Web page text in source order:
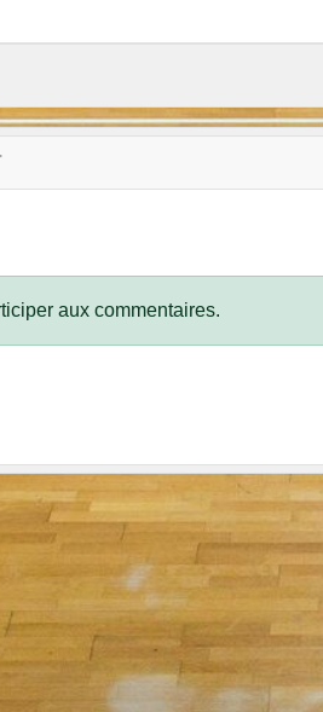
aux commentaires.